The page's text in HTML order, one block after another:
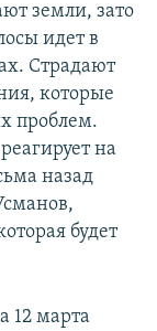
земли, зато
идет в
Страдают
которые
проблем.
на
назад
будет
12 марта